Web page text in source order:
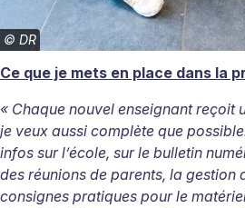
© DR
Ce que je mets en place dans la
« Chaque nouvel enseignant reçoit
je veux aussi complète que
infos sur l’école, sur le bulletin
des réunions de parents, la gestion
consignes pratiques pour le